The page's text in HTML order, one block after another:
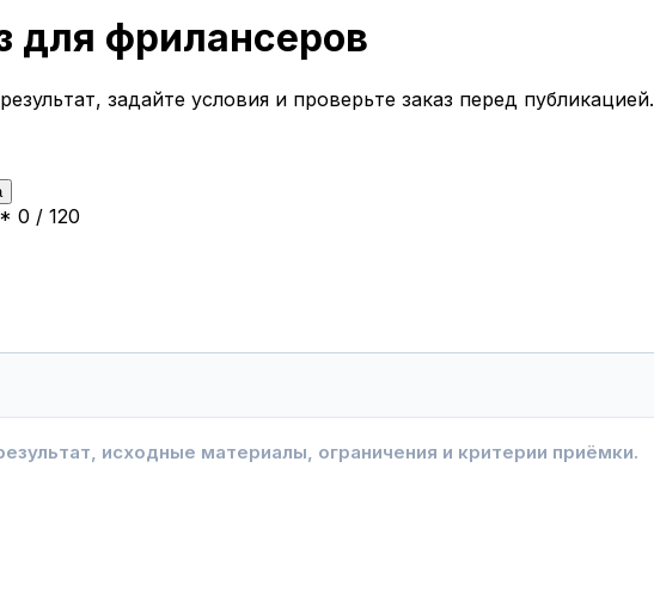
для фрилансеров
задайте условия и проверьте заказ перед публикацией.
* 0 / 120